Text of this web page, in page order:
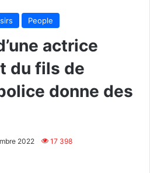
People
actrice
du fils de
donne des
2022 17 398